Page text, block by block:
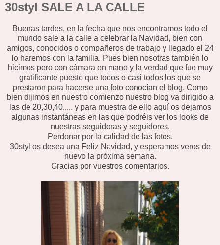
30styl SALE A LA CALLE
Buenas tardes, en la fecha que nos encontramos todo el
mundo sale a la calle a celebrar la Navidad, bien con
amigos, conocidos o compañeros de trabajo y llegado el 24
lo haremos con la familia. Pues bien nosotras también lo
hicimos pero con cámara en mano y la verdad que fue muy
gratificante puesto que todos o casi todos los que se
prestaron para hacerse una foto conocían el blog. Como
bien dijimos en nuestro comienzo nuestro blog va dirigido a
las de 20,30,40..... y para muestra de ello aquí os dejamos
algunas instantáneas en las que podréis ver los looks de
nuestras seguidoras y seguidores.
Perdonar por la calidad de las fotos.
30styl os desea una Feliz Navidad, y esperamos veros de
nuevo la próxima semana.
Gracias por vuestros comentarios.